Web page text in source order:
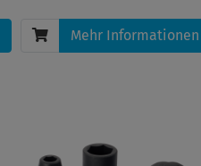
Mehr Informationen